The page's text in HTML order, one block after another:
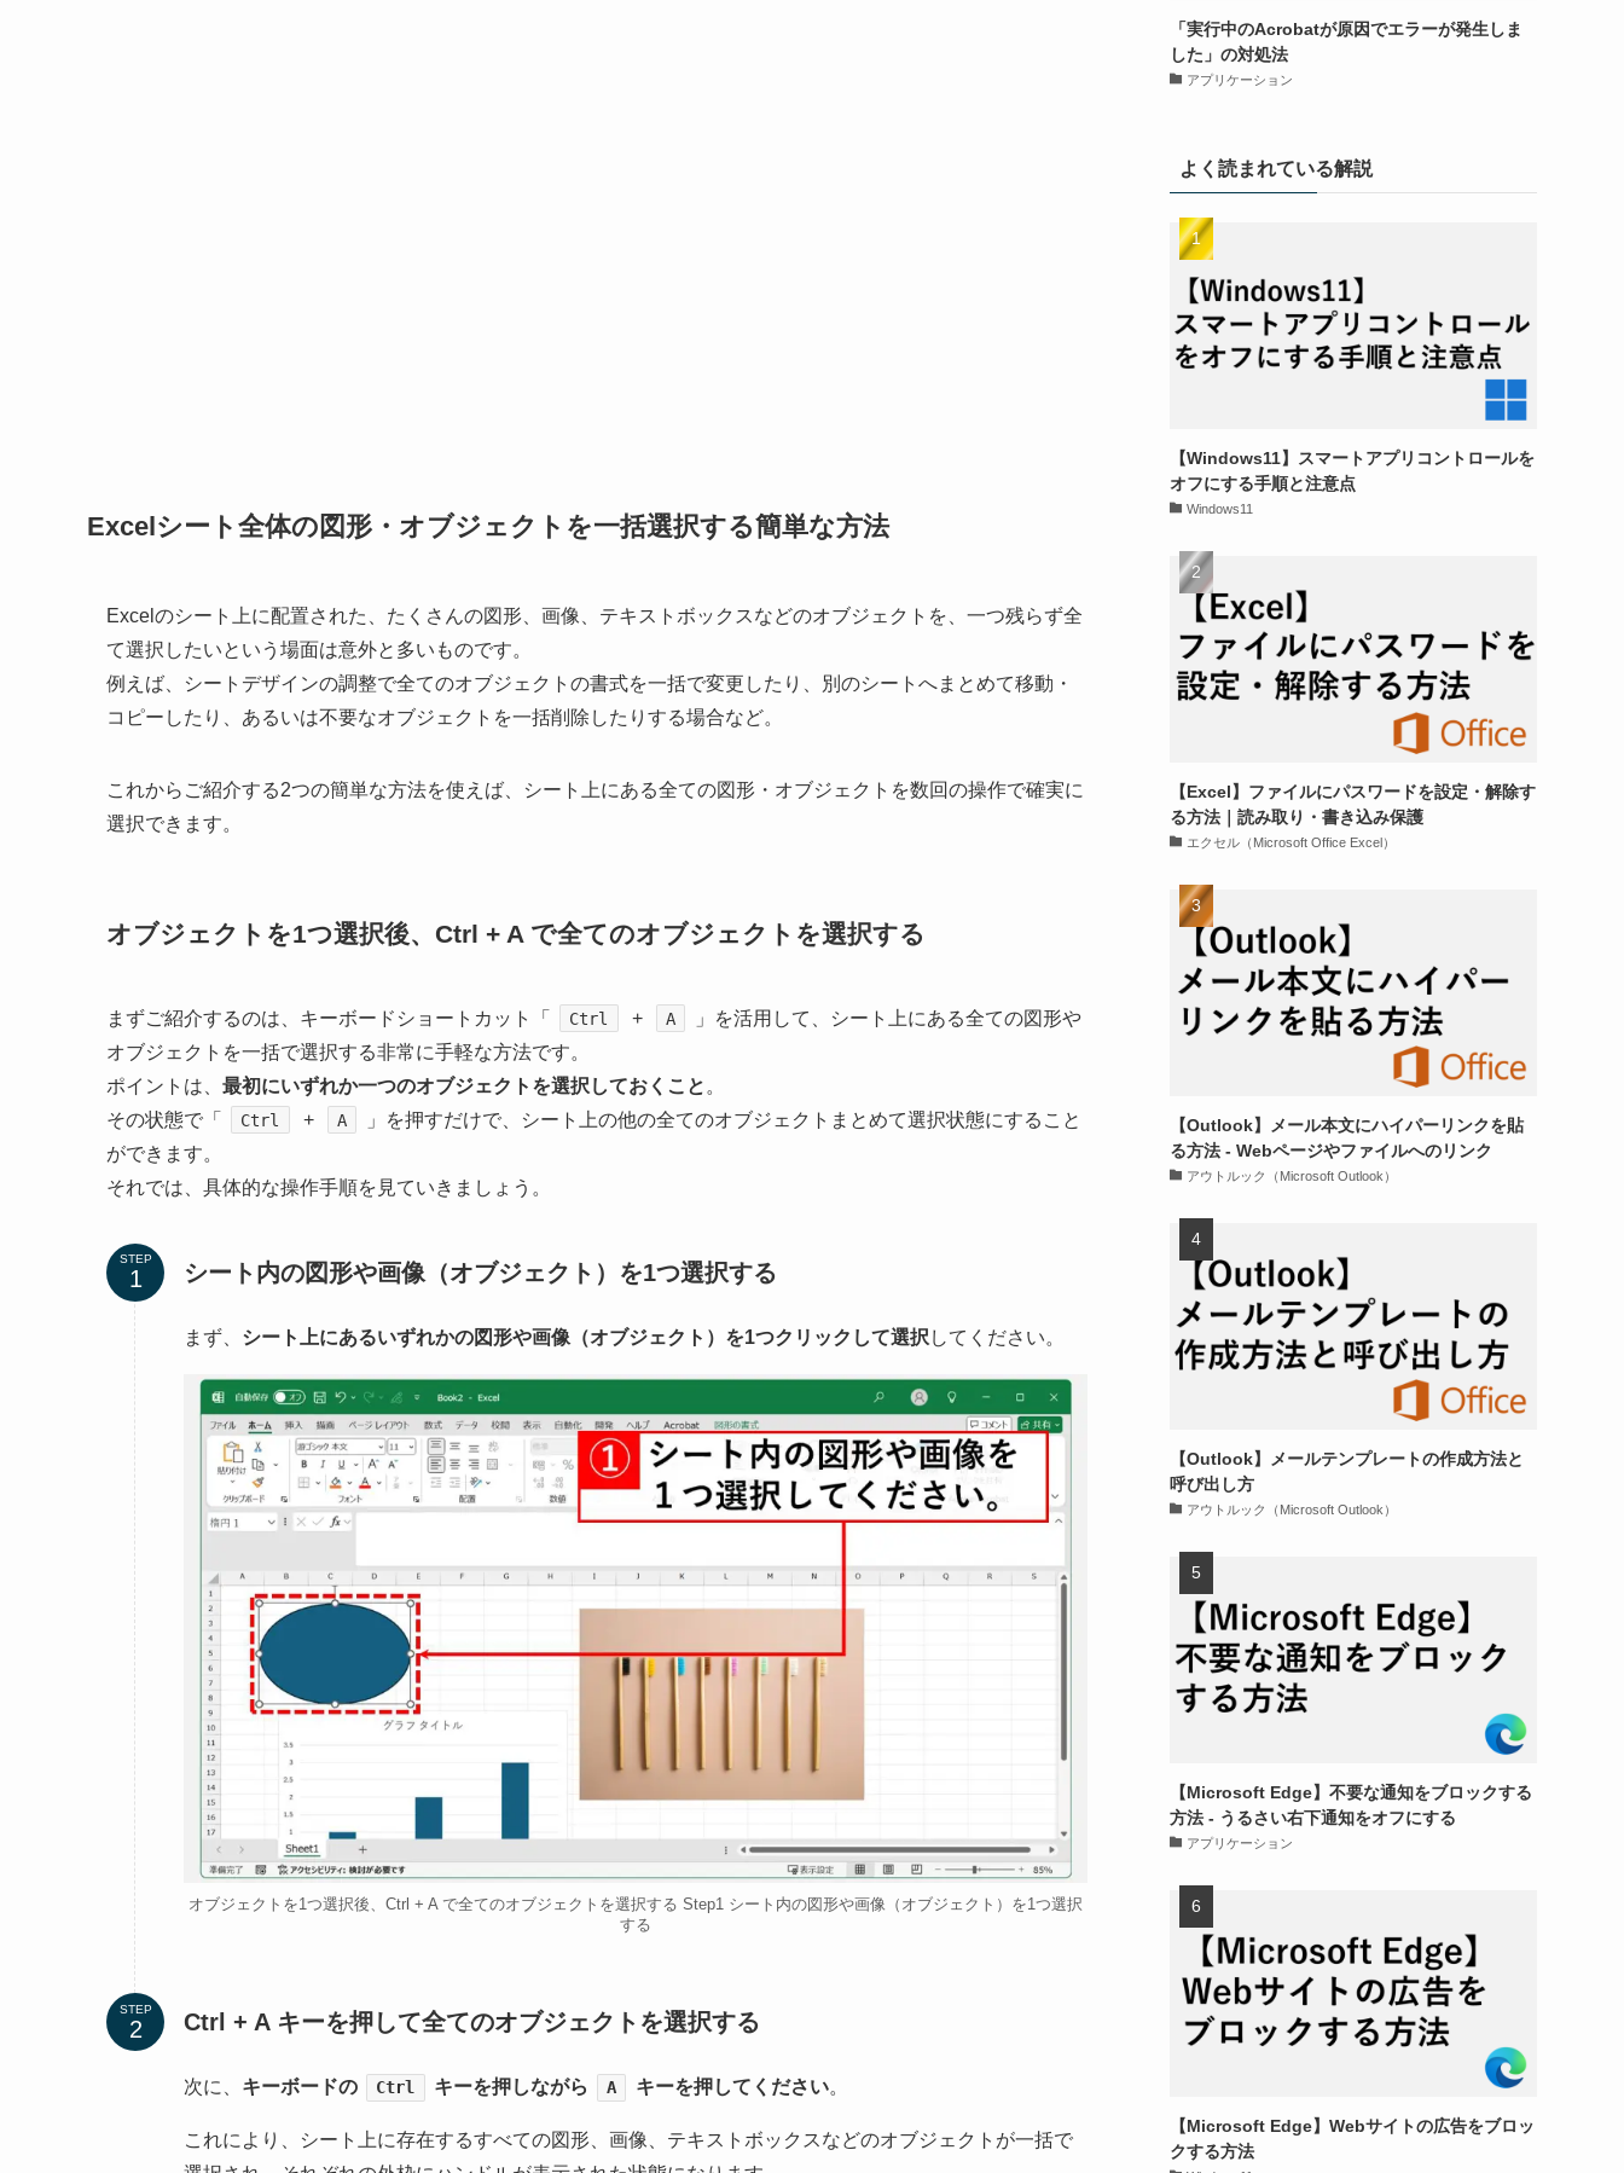
Excelシート全体の図形・オブジェクトを一括選択する簡単な方法
Excelのシート上に配置された、たくさんの図形、画像、テキストボックスなどのオブジェクトを、一つ残らず全
て選択したいという場面は意外と多いものです。
例えば、シートデザインの調整で全てのオブジェクトの書式を一括で変更したり、別のシートへまとめて移動・
コピーしたり、あるいは不要なオブジェクトを一括削除したりする場合など。
これからご紹介する2つの簡単な方法を使えば、シート上にある全ての図形・オブジェクトを数回の操作で確実に
選択できます。
オブジェクトを1つ選択後、Ctrl + A で全てのオブジェクトを選択する
まずご紹介するのは、キーボードショートカット「 Ctrl + A
」を活用して、シート上にある全ての図形や
オブジェクトを一括で選択する非常に手軽な方法です。
ポイントは、 最初にいずれか一つのオブジェクトを選択しておくこと 。
その状態で「
Ctrl + A
」を押すだけで、シート上の他の全てのオブジェクトまとめて選択状態にすること
ができます。
それでは、具体的な操作手順を見ていきましょう。
STEP シート内の図形や画像（オブジェクト）を1つ選択する
まず、 シート上にあるいずれかの図形や画像（オブジェクト）を1つクリックして選択 してください。
オブジェクトを1つ選択後、Ctrl + A で全てのオブジェクトを選択する Step1 シート内の図形や画像（オブジェクト）を1つ選択
する
STEP Ctrl + A キーを押して全てのオブジェクトを選択する
次に、 キーボードの Ctrl キーを押しながら A キーを押してください。
これにより、シート上に存在するすべての図形、画像、テキストボックスなどのオブジェクトが一括で
「実行中のAcrobatが原因でエラーが発生しま
した」の対処法
アプリケーション
よく読まれている解説
【Windows11】スマートアプリコントロールを
オフにする手順と注意点
Windows11
【Excel】ファイルにパスワードを設定・解除す
る方法｜読み取り・書き込み保護
エクセル（Microsoft Office Excel）
【Outlook】メール本文にハイパーリンクを貼
る方法 - Webページやファイルへのリンク
アウトルック（Microsoft Outlook）
【Outlook】メールテンプレートの作成方法と
呼び出し方
アウトルック（Microsoft Outlook）
【Microsoft Edge】不要な通知をブロックする
方法 - うるさい右下通知をオフにする
アプリケーション
【Microsoft Edge】Webサイトの広告をブロッ
クする方法